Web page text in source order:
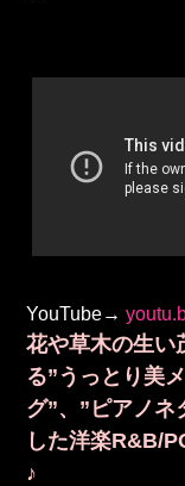
YouTube→
花や草木の生い
る”うっとり美
グ”、”ピアノネ
した洋楽R&B/
♪